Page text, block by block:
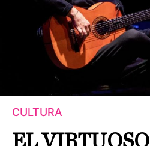
CULTURA
EL VIRTUOSO